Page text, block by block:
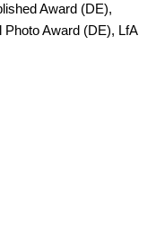
Award (DE),
Award (DE), LfA